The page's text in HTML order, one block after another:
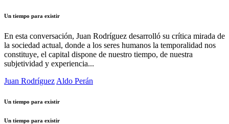
Un tiempo para existir
En esta conversación, Juan Rodríguez desarrolló su crítica mirada de
la sociedad actual, donde a los seres humanos la temporalidad nos
constituye, el capital dispone de nuestro tiempo, de nuestra
subjetividad y experiencia...
Juan Rodríguez Aldo Perán
Un tiempo para existir
Un tiempo para existir